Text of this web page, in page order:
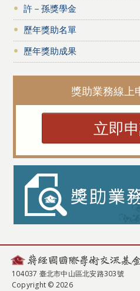
許－孫獎學金
歷年獎助名單
歷年獎助成果
獎助業務線上
立即
104037 臺北市中山區北安路303號
Copyright © 2026